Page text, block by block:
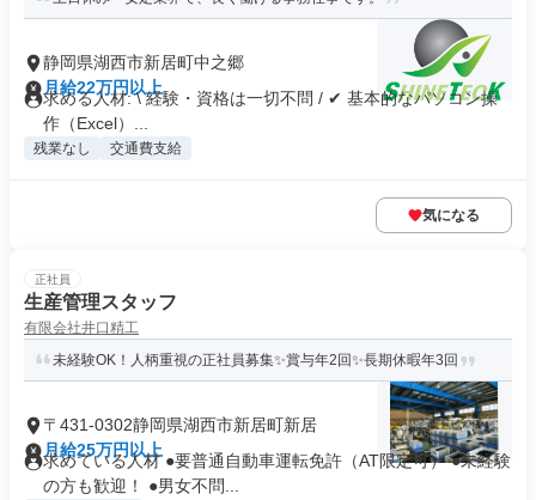
静岡県湖西市新居町中之郷
月給22万円以上
求める人材: \ 経験・資格は一切不問 / ✔ 基本的なパソコン操
作（Excel）...
残業なし 交通費支給
気になる
正社員
生産管理スタッフ
有限会社井口精工
未経験OK！人柄重視の正社員募集✨賞与年2回✨長期休暇年3回
〒431-0302静岡県湖西市新居町新居
月給25万円以上
求めている人材 ●要普通自動車運転免許（AT限定可） ●未経験
の方も歓迎！ ●男女不問...